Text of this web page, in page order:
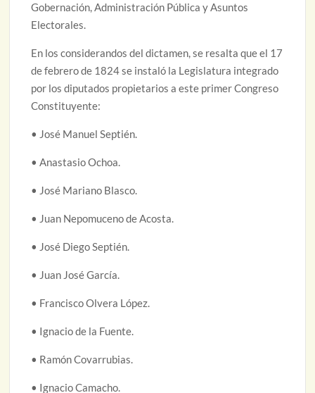
Gobernación, Administración Pública y Asuntos
Electorales.
En los considerandos del dictamen, se resalta que el 17
de febrero de 1824 se instaló la Legislatura integrado
por los diputados propietarios a este primer Congreso
Constituyente:
• José Manuel Septién.
• Anastasio Ochoa.
• José Mariano Blasco.
• Juan Nepomuceno de Acosta.
• José Diego Septién.
• Juan José García.
• Francisco Olvera López.
• Ignacio de la Fuente.
• Ramón Covarrubias.
• Ignacio Camacho.